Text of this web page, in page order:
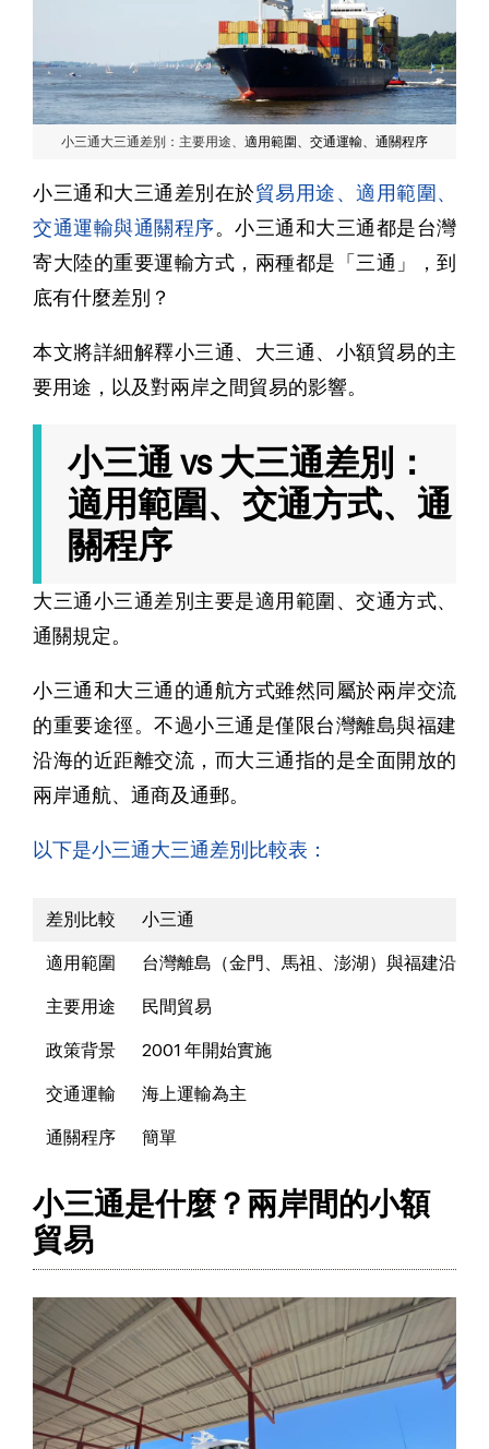
小三通大三通差別：主要用途、 適用範圍、交通運輸、通關程序
小三通和大三通差別在於貿易用途、適用範圍、
交通運輸與通關程序。小三通和大三通都是台灣
寄大陸的重要運輸方式，兩種都是「三通」，到
底有什麼差別？
本文將詳細解釋小三通、大三通、小額貿易的主
要用途，以及對兩岸之間貿易的影響。
小三通 vs 大三通差別：
適用範圍、交通方式、通
關程序
大三通小三通差別主要是適用範圍、交通方式、
通關規定。
小三通和大三通的通航方式雖然同屬於兩岸交流
的重要途徑。不過小三通是僅限台灣離島與福建
沿海的近距離交流，而大三通指的是全面開放的
兩岸通航、通商及通郵。
以下是小三通大三通差別比較表：
差別比較 小三通
適用範圍 台灣離島（金門、馬祖、澎湖）與福建沿海
主要用途 民間貿易
政策背景 2001 年開始實施
交通運輸 海上運輸為主
通關程序 簡單
小三通是什麼？兩岸間的小額
貿易